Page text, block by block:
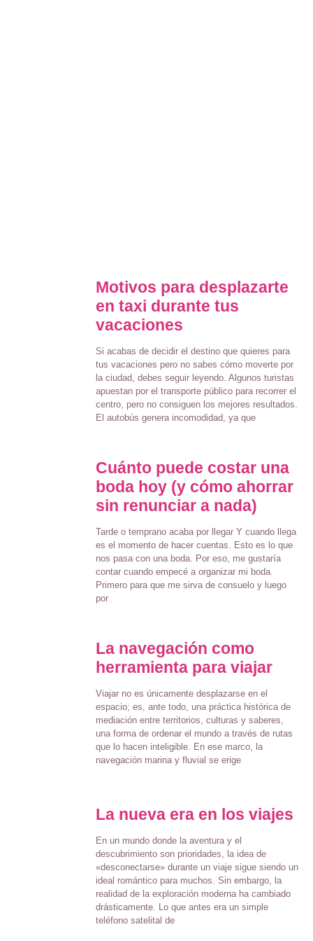
Motivos para desplazarte
en taxi durante tus
vacaciones
Si acabas de decidir el destino que quieres para
tus vacaciones pero no sabes cómo moverte por
la ciudad, debes seguir leyendo. Algunos turistas
apuestan por el transporte público para recorrer el
centro, pero no consiguen los mejores resultados.
El autobús genera incomodidad, ya que
Cuánto puede costar una
boda hoy (y cómo ahorrar
sin renunciar a nada)
Tarde o temprano acaba por llegar Y cuando llega
es el momento de hacer cuentas. Esto es lo que
nos pasa con una boda. Por eso, me gustaría
contar cuando empecé a organizar mi boda.
Primero para que me sirva de consuelo y luego
por
La navegación como
herramienta para viajar
Viajar no es únicamente desplazarse en el
espacio; es, ante todo, una práctica histórica de
mediación entre territorios, culturas y saberes,
una forma de ordenar el mundo a través de rutas
que lo hacen inteligible. En ese marco, la
navegación marina y fluvial se erige
La nueva era en los viajes
En un mundo donde la aventura y el
descubrimiento son prioridades, la idea de
«desconectarse» durante un viaje sigue siendo un
ideal romántico para muchos. Sin embargo, la
realidad de la exploración moderna ha cambiado
drásticamente. Lo que antes era un simple
teléfono satelital de